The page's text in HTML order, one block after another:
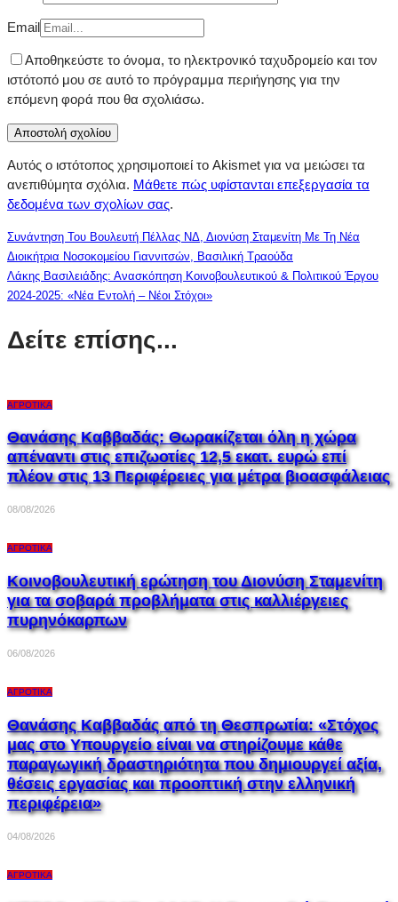
Email
Αποθηκεύστε το όνομα, το ηλεκτρονικό ταχυδρομείο και τον
ιστότοπό μου σε αυτό το πρόγραμμα περιήγησης για την
επόμενη φορά που θα σχολιάσω.
Αυτός ο ιστότοπος χρησιμοποιεί το Akismet για να μειώσει τα
ανεπιθύμητα σχόλια. Μάθετε πώς υφίστανται επεξεργασία τα
δεδομένα των σχολίων σας.
Συνάντηση Του Βουλευτή Πέλλας ΝΔ, Διονύση Σταμενίτη Με Τη Νέα
Διοικήτρια Νοσοκομείου Γιαννιτσών, Βασιλική Τραούδα
Λάκης Βασιλειάδης: Ανασκόπηση Κοινοβουλευτικού & Πολιτικού Έργου
2024-2025: «Νέα Εντολή – Νέοι Στόχοι»
Δείτε επίσης...
ΑΓΡΟΤΙΚΆ
Θανάσης Καββαδάς: Θωρακίζεται όλη η χώρα
απέναντι στις επιζωοτίες 12,5 εκατ. ευρώ επί
πλέον στις 13 Περιφέρειες για μέτρα βιοασφάλειας
08/08/2026
ΑΓΡΟΤΙΚΆ
Κοινοβουλευτική ερώτηση του Διονύση Σταμενίτη
για τα σοβαρά προβλήματα στις καλλιέργειες
πυρηνόκαρπων
06/08/2026
ΑΓΡΟΤΙΚΆ
Θανάσης Καββαδάς από τη Θεσπρωτία: «Στόχος
μας στο Υπουργείο είναι να στηρίζουμε κάθε
παραγωγική δραστηριότητα που δημιουργεί αξία,
θέσεις εργασίας και προοπτική στην ελληνική
περιφέρεια»
04/08/2026
ΑΓΡΟΤΙΚΆ